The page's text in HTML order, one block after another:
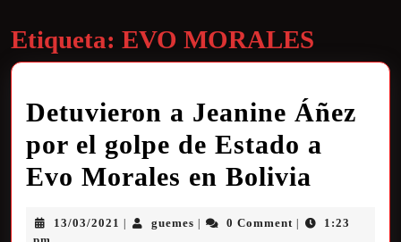
Etiqueta: EVO MORALES
Detuvieron a Jeanine Áñez
por el golpe de Estado a
Evo Morales en Bolivia
13/03/2021 guemes 0 Comment
1:23